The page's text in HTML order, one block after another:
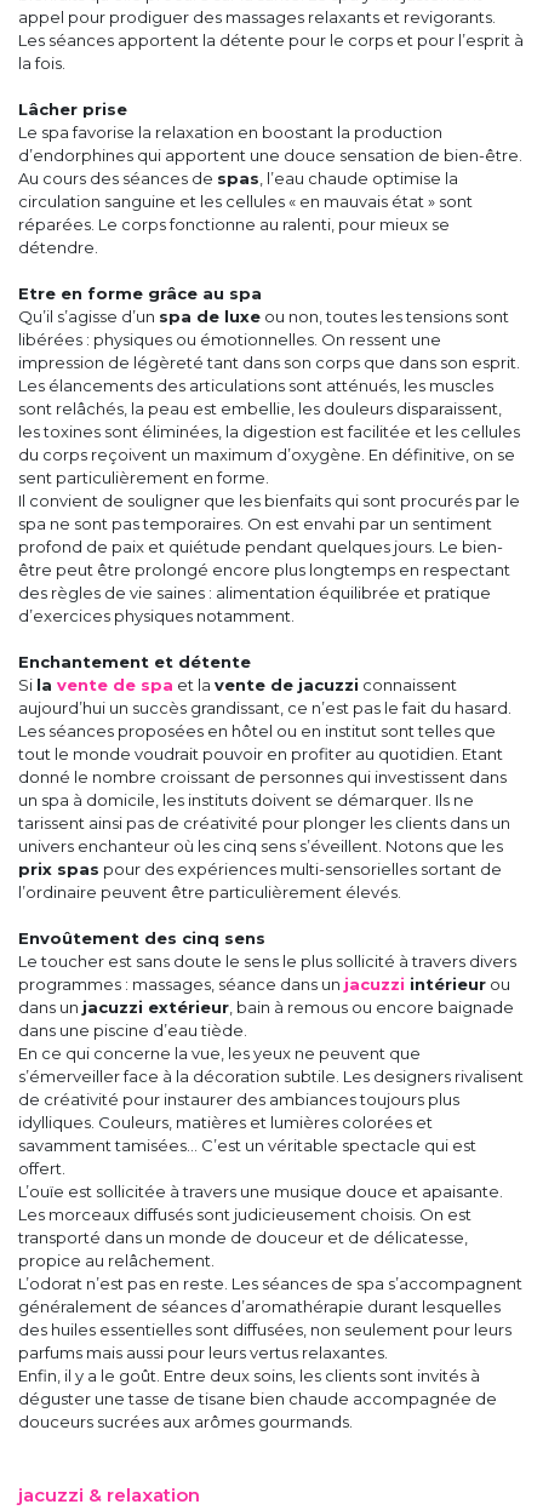
appel pour prodiguer des massages relaxants et revigorants.
Les séances apportent la détente pour le corps et pour l’esprit à
la fois.
Lâcher prise
Le spa favorise la relaxation en boostant la production
d’endorphines qui apportent une douce sensation de bien-être.
Au cours des séances de spas , l’eau chaude optimise la
circulation sanguine et les cellules « en mauvais état » sont
réparées. Le corps fonctionne au ralenti, pour mieux se
détendre.
Etre en forme grâce au spa
Qu’il s’agisse d’un spa de luxe ou non, toutes les tensions sont
libérées : physiques ou émotionnelles. On ressent une
impression de légèreté tant dans son corps que dans son esprit.
Les élancements des articulations sont atténués, les muscles
sont relâchés, la peau est embellie, les douleurs disparaissent,
les toxines sont éliminées, la digestion est facilitée et les cellules
du corps reçoivent un maximum d’oxygène. En définitive, on se
sent particulièrement en forme.
Il convient de souligner que les bienfaits qui sont procurés par le
spa ne sont pas temporaires. On est envahi par un sentiment
profond de paix et quiétude pendant quelques jours. Le bien-
être peut être prolongé encore plus longtemps en respectant
des règles de vie saines : alimentation équilibrée et pratique
d’exercices physiques notamment.
Enchantement et détente
Si la vente de spa et la vente de jacuzzi connaissent
aujourd’hui un succès grandissant, ce n’est pas le fait du hasard.
Les séances proposées en hôtel ou en institut sont telles que
tout le monde voudrait pouvoir en profiter au quotidien. Etant
donné le nombre croissant de personnes qui investissent dans
un spa à domicile, les instituts doivent se démarquer. Ils ne
tarissent ainsi pas de créativité pour plonger les clients dans un
univers enchanteur où les cinq sens s’éveillent. Notons que les
prix spas pour des expériences multi-sensorielles sortant de
l’ordinaire peuvent être particulièrement élevés.
Envoûtement des cinq sens
Le toucher est sans doute le sens le plus sollicité à travers divers
programmes : massages, séance dans un jacuzzi intérieur ou
dans un jacuzzi extérieur , bain à remous ou encore baignade
dans une piscine d’eau tiède.
En ce qui concerne la vue, les yeux ne peuvent que
s’émerveiller face à la décoration subtile. Les designers rivalisent
de créativité pour instaurer des ambiances toujours plus
idylliques. Couleurs, matières et lumières colorées et
savamment tamisées… C’est un véritable spectacle qui est
offert.
L’ouïe est sollicitée à travers une musique douce et apaisante.
Les morceaux diffusés sont judicieusement choisis. On est
transporté dans un monde de douceur et de délicatesse,
propice au relâchement.
L’odorat n’est pas en reste. Les séances de spa s’accompagnent
généralement de séances d’aromathérapie durant lesquelles
des huiles essentielles sont diffusées, non seulement pour leurs
parfums mais aussi pour leurs vertus relaxantes.
Enfin, il y a le goût. Entre deux soins, les clients sont invités à
déguster une tasse de tisane bien chaude accompagnée de
douceurs sucrées aux arômes gourmands.
jacuzzi & relaxation